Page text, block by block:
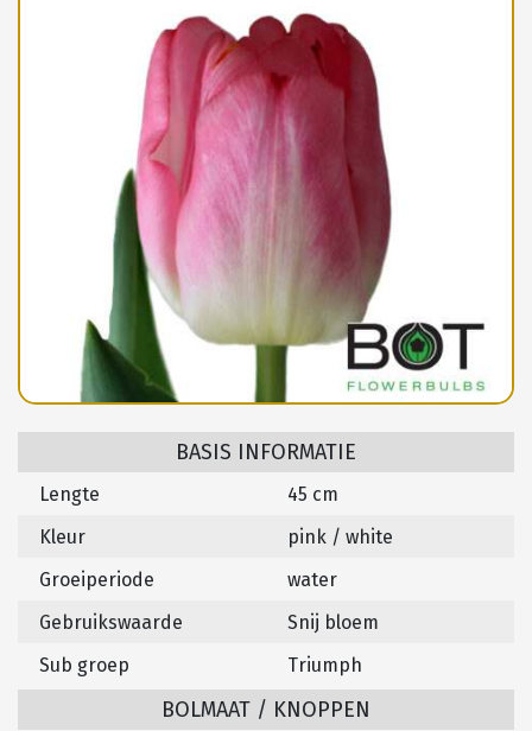
BASIS INFORMATIE
Lengte
45 cm
Kleur
pink / white
Groeiperiode
water
Gebruikswaarde
Snij bloem
Sub groep
Triumph
BOLMAAT / KNOPPEN